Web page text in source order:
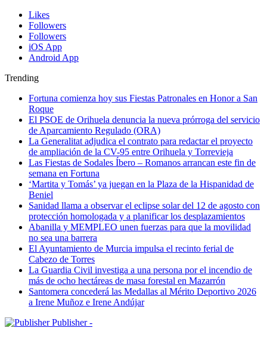
Likes
Followers
Followers
iOS App
Android App
Trending
Fortuna comienza hoy sus Fiestas Patronales en Honor a San
Roque
El PSOE de Orihuela denuncia la nueva prórroga del servicio
de Aparcamiento Regulado (ORA)
La Generalitat adjudica el contrato para redactar el proyecto
de ampliación de la CV-95 entre Orihuela y Torrevieja
Las Fiestas de Sodales Íbero – Romanos arrancan este fin de
semana en Fortuna
‘Martita y Tomás’ ya juegan en la Plaza de la Hispanidad de
Beniel
Sanidad llama a observar el eclipse solar del 12 de agosto con
protección homologada y a planificar los desplazamientos
Abanilla y MEMPLEO unen fuerzas para que la movilidad
no sea una barrera
El Ayuntamiento de Murcia impulsa el recinto ferial de
Cabezo de Torres
La Guardia Civil investiga a una persona por el incendio de
más de ocho hectáreas de masa forestal en Mazarrón
Santomera concederá las Medallas al Mérito Deportivo 2026
a Irene Muñoz e Irene Andújar
Publisher -